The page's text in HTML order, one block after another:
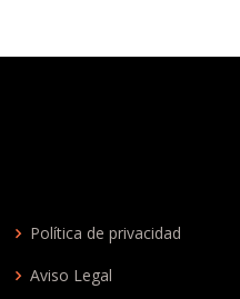
Política de privacidad
Aviso Legal